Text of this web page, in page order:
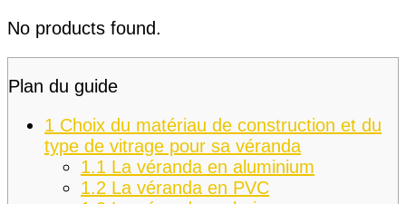
No products found.
Plan du guide
1 Choix du matériau de construction et du
type de vitrage pour sa véranda
1.1 La véranda en aluminium
1.2 La véranda en PVC